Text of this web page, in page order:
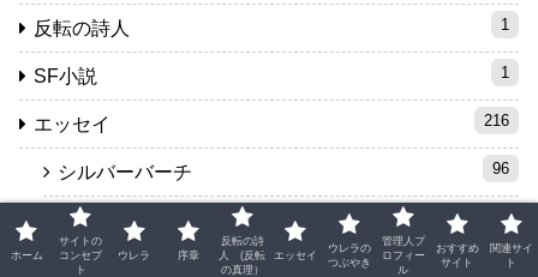
反転の詩人 1
SF小説 1
エッセイ 216
シルバーバーチ 96
霊界・高級霊・天使 36
宇宙・大自然
ホーム
サイトの
コンセプ
ト
ウレラ 序章
反転の詩
人 (反転
の真理）
エッセイ
ウレラの
つぶやき
管理人プ
ロフィー
ル
おすすめ
サイト
関連サイ
ト